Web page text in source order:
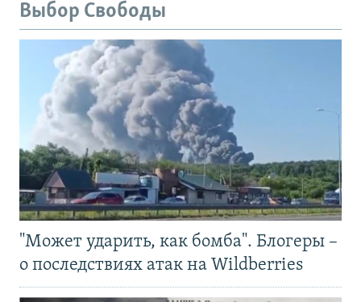
Выбор Свободы
"Может ударить, как бомба". Блогеры –
о последствиях атак на Wildberries